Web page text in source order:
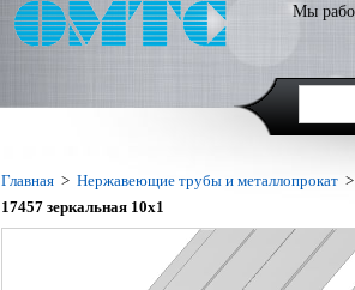
Мы
Главная > Нержавеющие трубы и металлопрокат
17457 зеркальная 10х1